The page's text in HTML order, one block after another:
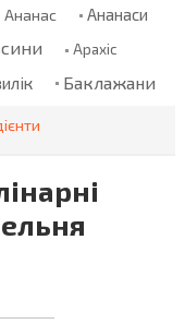
Ананас Ананаси
Арахіс
Баклажани
Безглютенове Борошно
Перець
Броколи Броколі
Булгур
Вершки